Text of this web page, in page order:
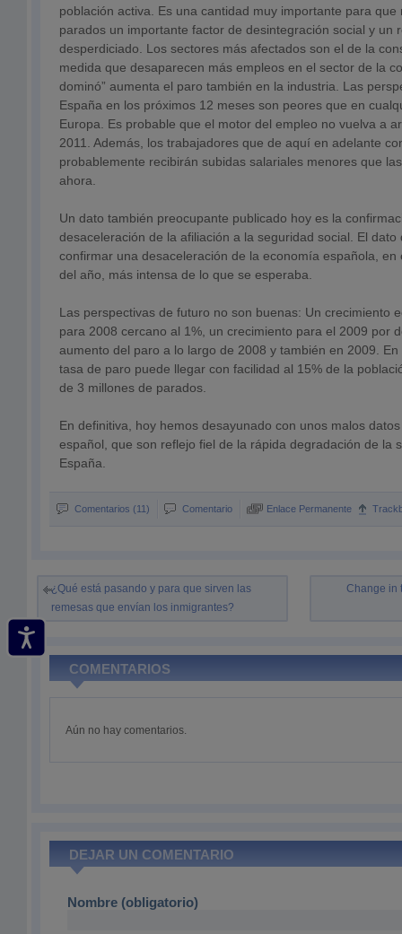
población activa. Es una cantidad muy importante para
parados un importante factor de desintegración social y un
desperdiciado. Los sectores más afectados son el de la
medida que desaparecen más empleos en el sector de la
dominó” aumenta el paro también en la industria. Las
España en los próximos 12 meses son peores que en
Europa. Es probable que el motor del empleo no vuelva a
2011. Además, los trabajadores que de aquí en adelante
probablemente recibirán subidas salariales menores que
ahora.
Un dato también preocupante publicado hoy es la
desaceleración de la afiliación a la seguridad social. El dato
confirmar una desaceleración de la economía española, en
del año, más intensa de lo que se esperaba.
Las perspectivas de futuro no son buenas: Un crecimiento
para 2008 cercano al 1%, un crecimiento para el 2009 por
aumento del paro a lo largo de 2008 y también en 2009.
tasa de paro puede llegar con facilidad al 15% de la
de 3 millones de parados.
En definitiva, hoy hemos desayunado con unos malos
español, que son reflejo fiel de la rápida degradación de la
España.
Comentarios (11) Comentario Enlace Permanente
¿Qué está pasando y para que sirven las
remesas que envían los inmigrantes?
Change in
COMENTARIOS
Aún no hay comentarios.
DEJAR UN COMENTARIO
Nombre (obligatorio)